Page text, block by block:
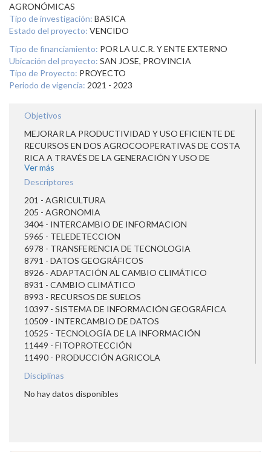
AGRONÓMICAS
Tipo de investigación: BASICA
Estado del proyecto: VENCIDO
Tipo de financiamiento: POR LA U.C.R. Y ENTE EXTERNO
Ubicación del proyecto: SAN JOSE, PROVINCIA
Tipo de Proyecto: PROYECTO
Periodo de vigencia: 2021 - 2023
Objetivos
MEJORAR LA PRODUCTIVIDAD Y USO EFICIENTE DE
RECURSOS EN DOS AGROCOOPERATIVAS DE COSTA
RICA A TRAVÉS DE LA GENERACIÓN Y USO DE
SOLUCIONES INTELIGENTES BASADAS EN
AGRICULTURA DE PRECISIÓN Y TICS, CON MIRAS A
SUSTENTABILIDAD DE PRODUCTORES FAMILIARES EN
EL ESCENARIO DE CAMBIO CLIMÁTICO.
Ver más
Descriptores
201 - AGRICULTURA
205 - AGRONOMIA
3404 - INTERCAMBIO DE INFORMACION
5965 - TELEDETECCION
6978 - TRANSFERENCIA DE TECNOLOGIA
8791 - DATOS GEOGRÁFICOS
8926 - ADAPTACIÓN AL CAMBIO CLIMÁTICO
8931 - CAMBIO CLIMÁTICO
8993 - RECURSOS DE SUELOS
10397 - SISTEMA DE INFORMACIÓN GEOGRÁFICA
10509 - INTERCAMBIO DE DATOS
10525 - TECNOLOGÍA DE LA INFORMACIÓN
11449 - FITOPROTECCIÓN
11490 - PRODUCCIÓN AGRICOLA
Disciplinas
No hay datos disponibles